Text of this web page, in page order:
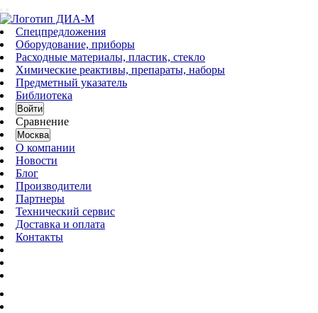
Спецпредложения
Оборудование, приборы
Расходные материалы, пластик, стекло
Химические реактивы, препараты, наборы
Предметный указатель
Библиотека
Войти
Сравнение
Москва
О компании
Новости
Блог
Производители
Партнеры
Технический сервис
Доставка и оплата
Контакты